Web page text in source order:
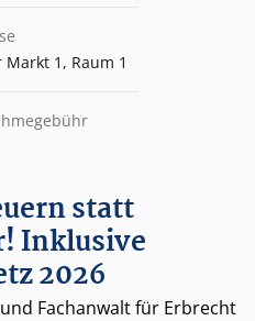
Markt 1, Raum 1
statt
Inklusive
2026
Fachanwalt für Erbrecht